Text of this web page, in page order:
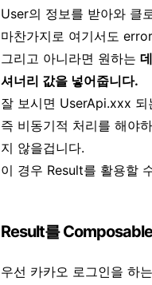
User의 정보를 받아와 클
마찬가지로 여기서도
그리고 아니라면 원하는
셔너리 값을 넣어줍니다.
잘 보시면 UserApi.xxx 되
즉 비동기적 처리를 해야
지 않을겁니다.
이 경우 Result를 활용할
Result를
우선 카카오 로그인을 하